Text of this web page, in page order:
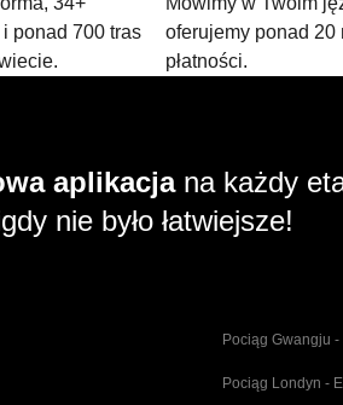
ponad 700 tras
oferujemy ponad 20
płatności.
aplikacjana każdy
nie było łatwiejsze!
Pociąg Gwangju -
Pociąg Londyn -